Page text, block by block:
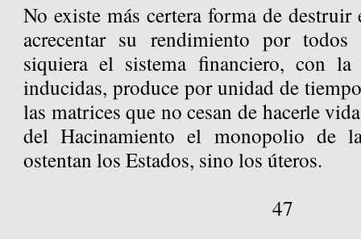
No existe más certera forma de
acrecentar su rendimiento por
siquiera el sistema financiero, con
inducidas, produce por unidad de
las matrices que no cesan de hacerle
del Hacinamiento el monopolio de
ostentan los Estados, sino los úteros.
47